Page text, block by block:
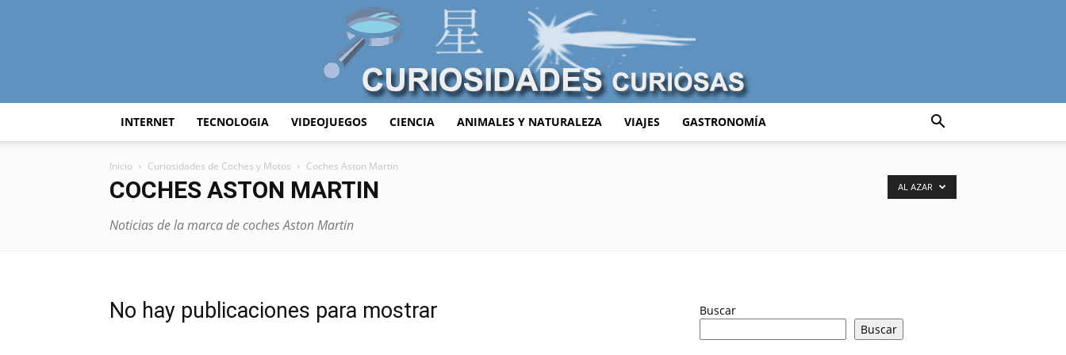
INTERNET TECNOLOGIA VIDEOJUEGOS CIENCIA ANIMALES Y NATURALEZA VIAJES GASTRONOMÍA
Inicio Curiosidades de Coches y Motos Coches Aston Martin
COCHES ASTON MARTIN
Noticias de la marca de coches Aston Martin
AL AZAR
No hay publicaciones para mostrar
Buscar
Buscar